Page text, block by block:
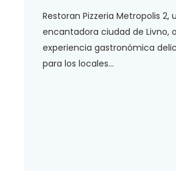
Restoran Pizzeria Metropolis 2,
encantadora ciudad de Livno,
experiencia gastronómica
para los locales...